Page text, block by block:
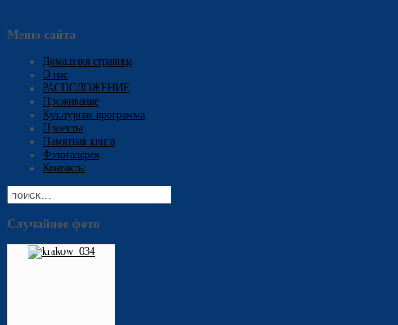
Меню сайта
Домашняя страница
О нас
РАСПОЛОЖЕНИЕ
Проживание
Культурная программа
Проекты
Памятная книга
Фотогалерея
Контакты
Случайное фото